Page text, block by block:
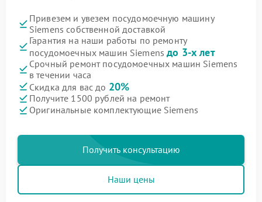
Привезем и увезем посудомоечную машину
Siemens собственной доставкой
Гарантия на наши работы по ремонту
посудомоечных машин Siemensдо 3-х лет
Срочный ремонт посудомоечных машин Siemens
в течении часа
Скидка для вас до 20%
Получите 1500 рублей на ремонт
Оригинальные комплектующие Siemens
Получить консультацию
Наши цены